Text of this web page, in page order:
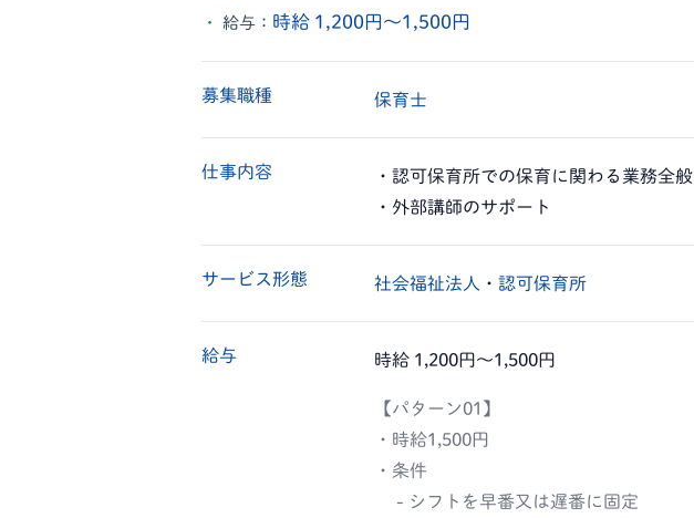
給与： 時給 1,200円〜1,500円
募集職種 保育士
仕事内容
・認可保育所での保育に関わる業務全般
・外部講師のサポート
サービス形態 社会福祉法人 ・ 認可保育所
給与 時給 1,200円〜1,500円
【パターン01】
・時給1,500円
・条件
- シフトを早番又は遅番に固定